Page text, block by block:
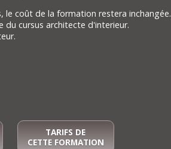
le coût de la formation restera inchangée.
du cursus architecte d'interieur.
TARIFS DE
CETTE FORMATION